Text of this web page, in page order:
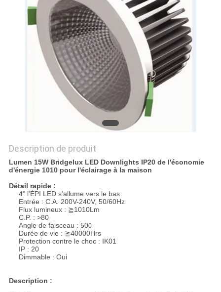
PLAN
PRIVACY
Description de produit
Lumen 15W Bridgelux LED Downlights IP20 de l'économie
d'énergie 1010 pour l'éclairage à la maison
Détail rapide :
4" l'ÉPI LED s'allume vers le bas
Entrée : C.A. 200V-240V, 50/60Hz
Flux lumineux : ≧1010Lm
C.P. : >80
Angle de faisceau : 500
Durée de vie : ≧40000Hrs
Protection contre le choc : IK01
IP : 20
Dimmable : Oui
Description :